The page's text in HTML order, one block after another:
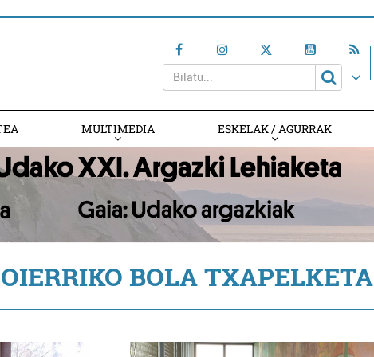
MULTIMEDIA ESKELAK / AGURRAK
BOLA TXAPELKETA